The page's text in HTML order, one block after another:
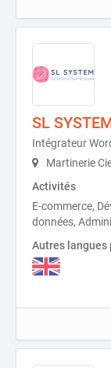
SL
Intégrateur
Martinerie
Activités
E-commerce,
données,
Autres langues